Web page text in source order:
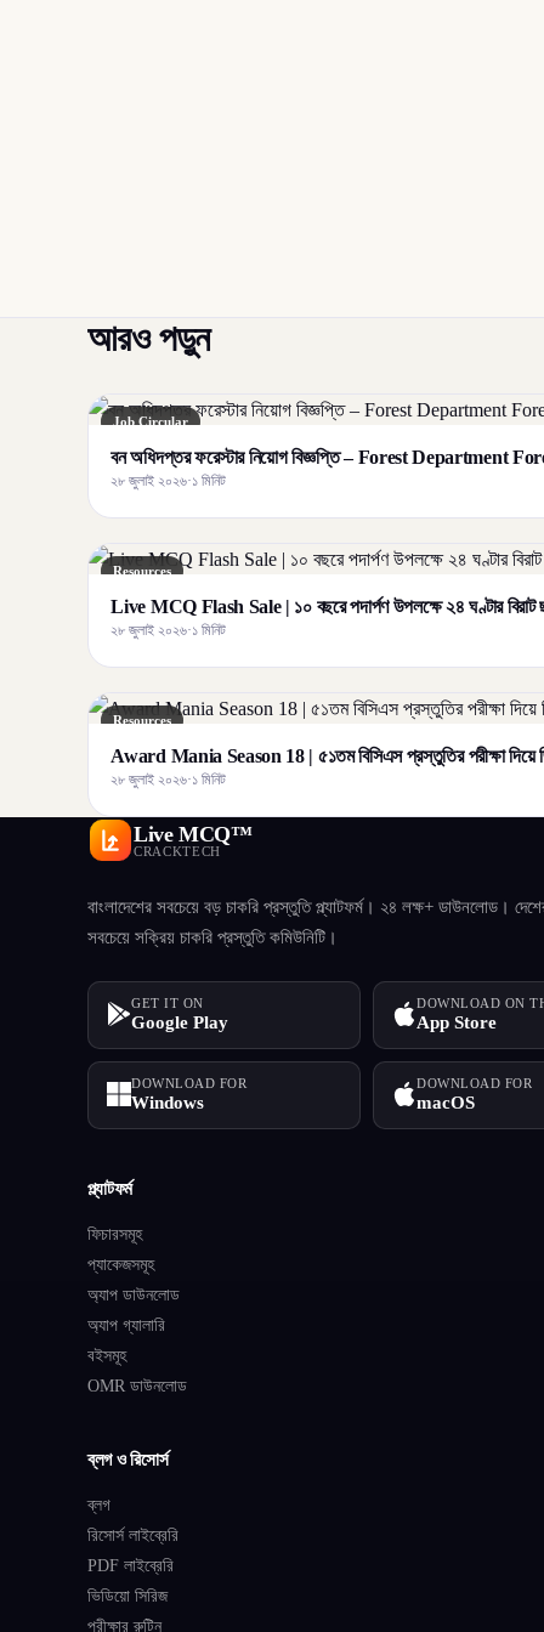
আরও পড়ুন
Job Circular
বন অধিদপ্তর ফরেস্টার নিয়োগ বিজ্ঞপ্তি – Forest Department
২৮ জুলাই ২০২৬·১ মিনিট
Resources
Live MCQ Flash Sale | ১০ বছরে পদার্পণ উপলক্ষে ২৪ ঘণ্টার
২৮ জুলাই ২০২৬·১ মিনিট
Resources
Award Mania Season 18 | ৫১তম বিসিএস প্রস্তুতির পরীক্ষা
২৮ জুলাই ২০২৬·১ মিনিট
Live MCQ™
CRACKTECH
বাংলাদেশের সবচেয়ে বড় চাকরি প্রস্তুতি প্ল্যাটফর্ম। ২৪ লক্ষ+ ডাউনলোড।
সবচেয়ে সক্রিয় চাকরি প্রস্তুতি কমিউনিটি।
GET IT ON
Google Play
DOWNLOAD ON
App Store
DOWNLOAD FOR
Windows
DOWNLOAD FOR
macOS
প্ল্যাটফর্ম
ফিচারসমূহ
প্যাকেজসমূহ
অ্যাপ ডাউনলোড
অ্যাপ গ্যালারি
বইসমূহ
OMR ডাউনলোড
ব্লগ ও রিসোর্স
ব্লগ
রিসোর্স লাইব্রেরি
PDF লাইব্রেরি
ভিডিয়ো সিরিজ
পরীক্ষার রুটিন